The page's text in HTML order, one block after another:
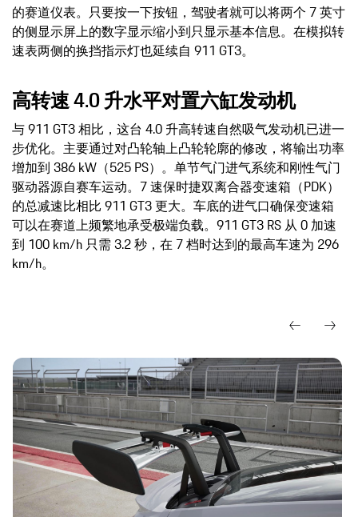
的赛道仪表。只要按一下按钮，驾驶者就可以将两个 7 英寸
的侧显示屏上的数字显示缩小到只显示基本信息。在模拟转
速表两侧的换挡指示灯也延续自 911 GT3。
高转速 4.0 升水平对置六缸发动机
与 911 GT3 相比，这台 4.0 升高转速自然吸气发动机已进一
步优化。主要通过对凸轮轴上凸轮轮廓的修改，将输出功率
增加到 386 kW（525 PS）。单节气门进气系统和刚性气门
驱动器源自赛车运动。7 速保时捷双离合器变速箱（PDK）
的总减速比相比 911 GT3 更大。车底的进气口确保变速箱
可以在赛道上频繁地承受极端负载。911 GT3 RS 从 0 加速
到 100 km/h 只需 3.2 秒，在 7 档时达到的最高车速为 296
km/h。